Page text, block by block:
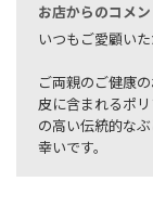
お店からのコメン
いつもご愛顧い
ご両親のご健康
皮に含まれるポ
の高い伝統的な
幸いです。